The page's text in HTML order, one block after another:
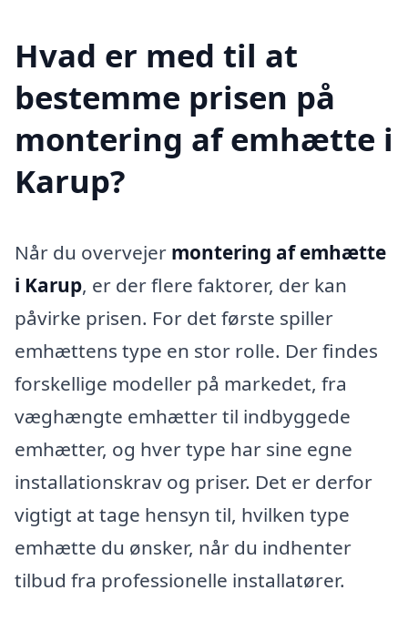
Hvad er med til at
bestemme prisen på
montering af emhætte i
Karup?
Når du overvejer montering af emhætte
i Karup, er der flere faktorer, der kan
påvirke prisen. For det første spiller
emhættens type en stor rolle. Der findes
forskellige modeller på markedet, fra
væghængte emhætter til indbyggede
emhætter, og hver type har sine egne
installationskrav og priser. Det er derfor
vigtigt at tage hensyn til, hvilken type
emhætte du ønsker, når du indhenter
tilbud fra professionelle installatører.